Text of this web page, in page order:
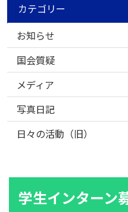
カテゴリー
お知らせ
国会質疑
メディア
写真日記
日々の活動（旧）
学生インターン